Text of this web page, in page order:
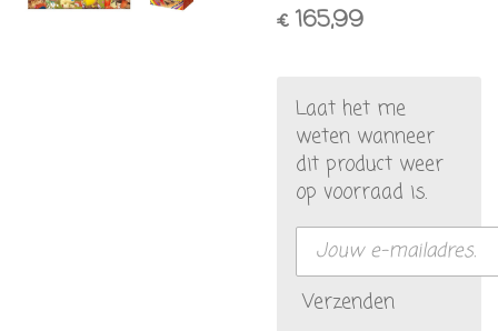
€ 165,99
Laat het me
weten wanneer
dit product weer
op voorraad is.
Verzenden